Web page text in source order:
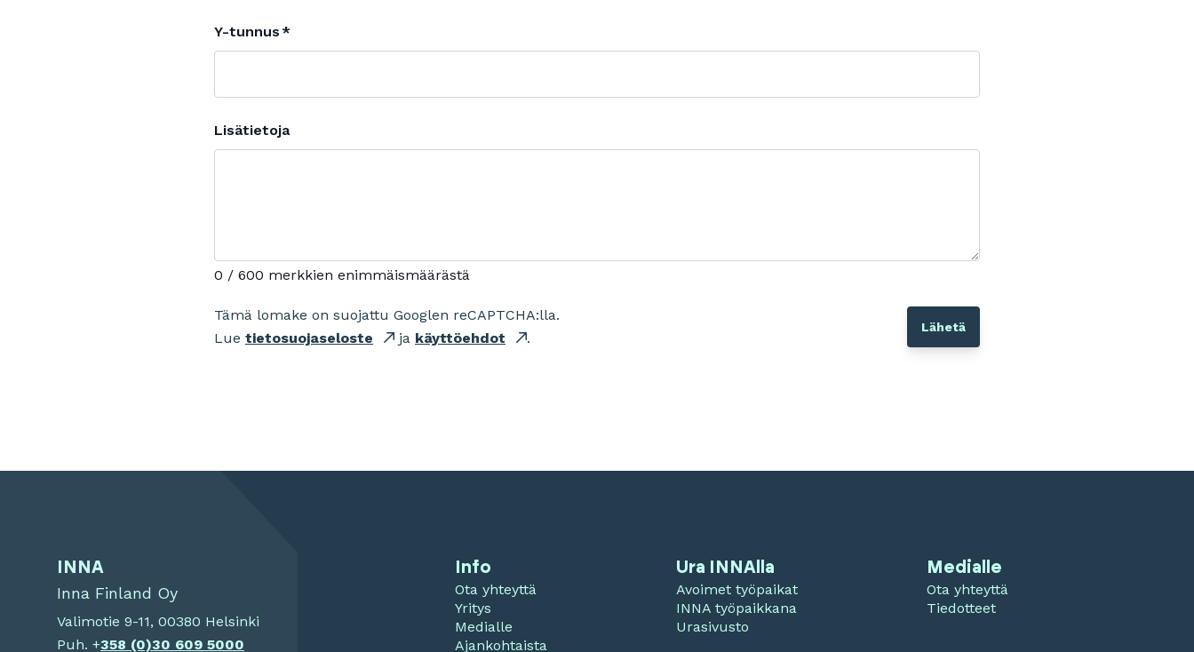
Y-tunnus
Lisätietoja
0 / 600 merkkien enimmäismäärästä
Tämä lomake on suojattu Googlen reCAPTCHA:lla.
Lue tietosuojaseloste ja käyttöehdot .
INNA
Inna Finland Oy
Valimotie 9-11, 00380 Helsinki
Puh. +358 (0)30 609 5000
Info
Ota yhteyttä
Yritys
Medialle
Ajankohtaista
Ura INNAlla
Avoimet työpaikat
INNA työpaikkana
Urasivusto
Medialle
Ota yhteyttä
Tiedotteet